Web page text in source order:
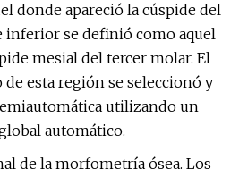
donde apareció la cúspide del
inferior se definió como aquel
mesial del tercer molar. El
esta región se seleccionó y
utilizando un
automático.
de la morfometría ósea. Los